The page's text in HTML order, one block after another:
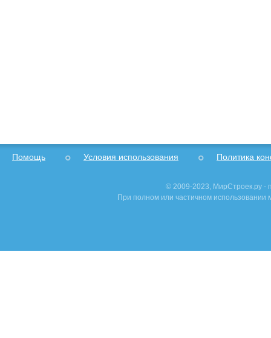
Помощь Условия использования Политика
© 2009-2023, МирСтроек.ру -
При полном или частичном использовании